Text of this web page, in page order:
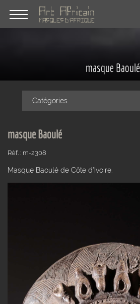
masque Baoulé
Catégories
masque Baoulé
Réf. : m-2308
Masque Baoulé de Côte d'Ivoire.